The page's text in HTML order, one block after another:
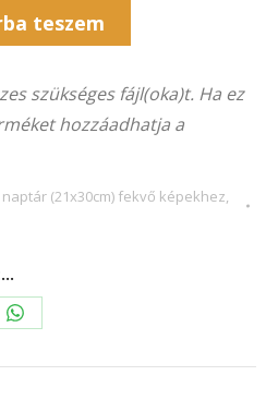
teszem
szükséges fájl(oka)t. Ha ez
hozzáadhatja a
(21x30cm) fekvő képekhez,
Share
on